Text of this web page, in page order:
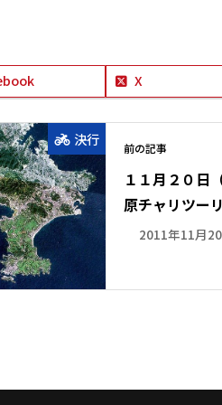
X
決行
前の記事
１１月２０日
原チャリツー
2011年11月